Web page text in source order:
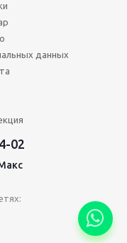
данных
02